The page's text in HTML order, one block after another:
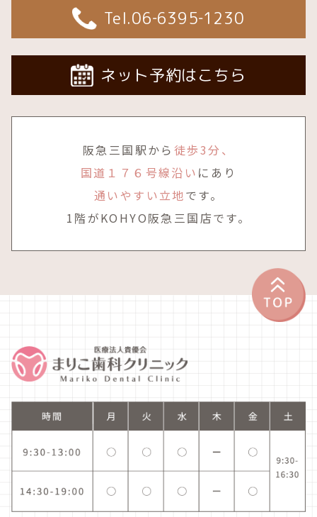
Tel.06‐6395‐1230
ネット予約はこちら
阪急三国駅から 徒歩3分、
国道１７６号線沿い にあり
通いやすい立地です。
1階がKOHYO阪急三国店です。